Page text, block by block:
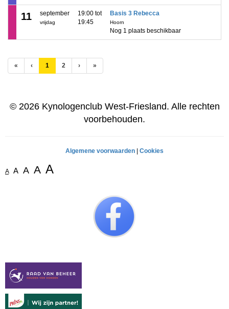
11 september
vrijdag
19:00 tot
19:45
Basis 3 Rebecca
Hoorn
Nog 1 plaats beschikbaar
« ‹ 1 (huidige)
2 › »
© 2026 Kynologenclub West-Friesland. Alle rechten
voorbehouden.
Algemene voorwaarden Cookies
A A A A A